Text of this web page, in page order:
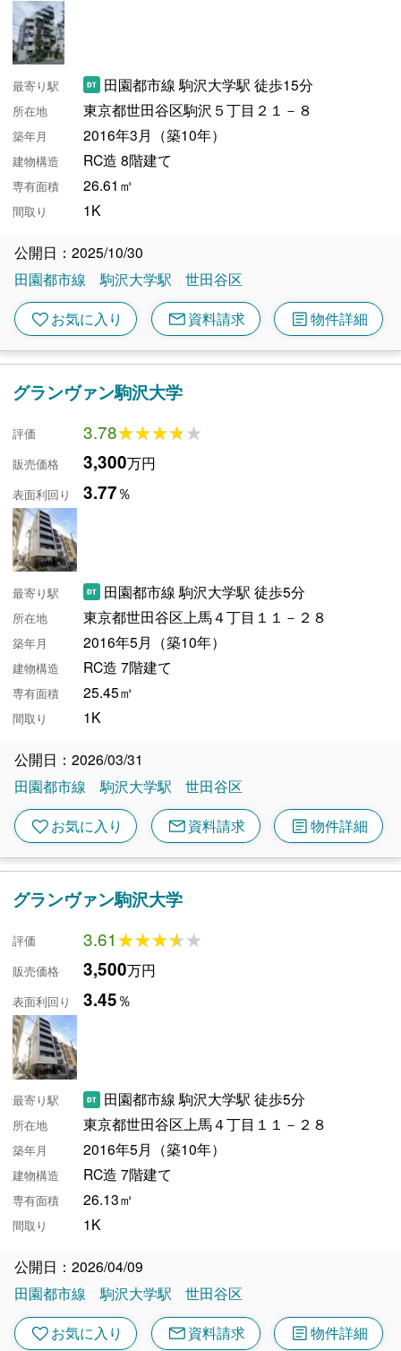
最寄り駅 田園都市線 駒沢大学駅 徒歩15分
所在地 東京都世田谷区駒沢５丁目２１－８
築年月 2016年3月（築10年）
建物構造 RC造 8階建て
専有面積 26.61㎡
間取り 1K
公開日：2025/10/30
田園都市線
駒沢大学駅 世田谷区
favoriteお気に入り mail資料請求 article物件詳細
グランヴァン駒沢大学
評価 3.78★★★★★
★★★★★
販売価格 3,300万円
表面利回り 3.77％
最寄り駅 田園都市線 駒沢大学駅 徒歩5分
所在地 東京都世田谷区上馬４丁目１１－２８
築年月 2016年5月（築10年）
建物構造 RC造 7階建て
専有面積 25.45㎡
間取り 1K
公開日：2026/03/31
田園都市線
駒沢大学駅 世田谷区
favoriteお気に入り mail資料請求 article物件詳細
グランヴァン駒沢大学
評価 3.61★★★★★
★★★★★
販売価格 3,500万円
表面利回り 3.45％
最寄り駅 田園都市線 駒沢大学駅 徒歩5分
所在地 東京都世田谷区上馬４丁目１１－２８
築年月 2016年5月（築10年）
建物構造 RC造 7階建て
専有面積 26.13㎡
間取り 1K
公開日：2026/04/09
田園都市線
駒沢大学駅 世田谷区
favoriteお気に入り mail資料請求 article物件詳細